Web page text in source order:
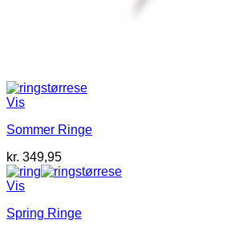
Vis
Sommer Ringe
kr. 349,95
Vis
Spring Ringe